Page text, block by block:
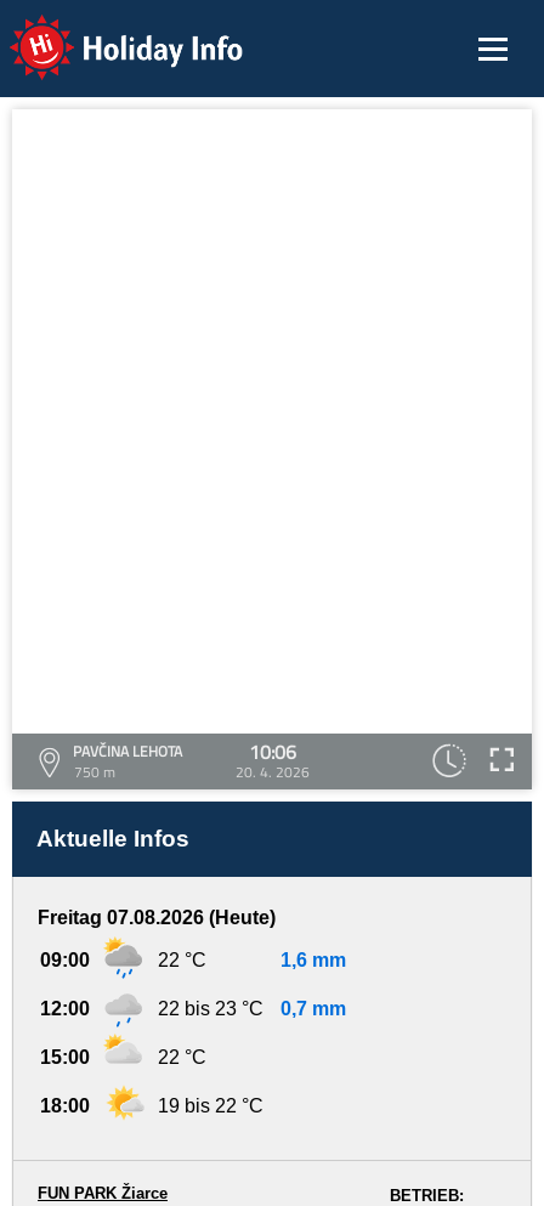
Holiday Info
PAVČINA LEHOTA
750 m
10:06
20. 4. 2026
Aktuelle Infos
Freitag 07.08.2026 (Heute)
09:00 22 °C 1,6 mm
12:00 22 bis 23 °C 0,7 mm
15:00 22 °C
18:00 19 bis 22 °C
BETRIEB:
FUN PARK Žiarce